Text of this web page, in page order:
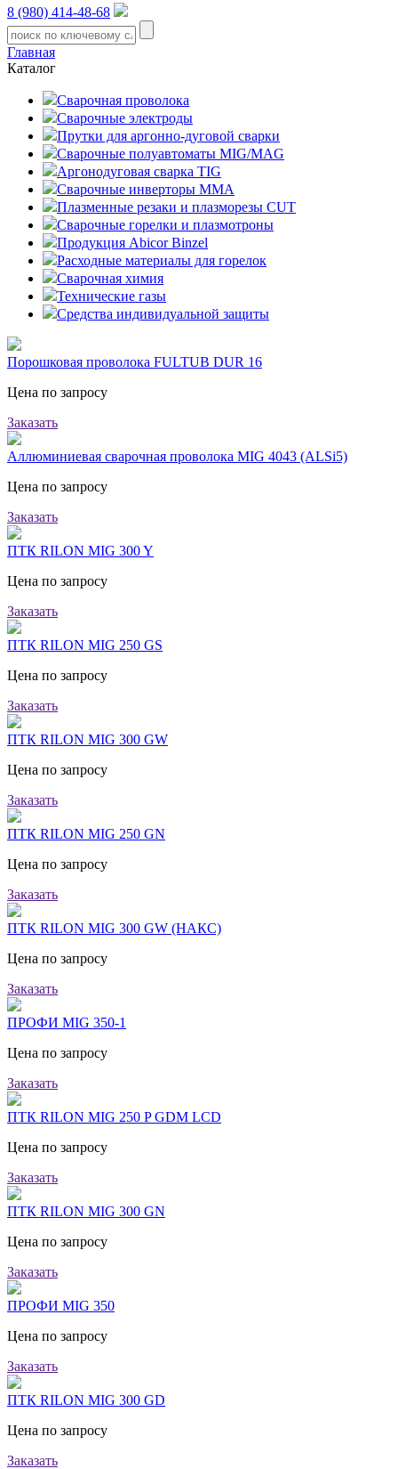
8 (980) 414-48-68
Главная
Каталог
Сварочная проволока
Сварочные электроды
Прутки для аргонно-дуговой сварки
Сварочные полуавтоматы MIG/MAG
Аргонодуговая сварка TIG
Сварочные инверторы MMA
Плазменные резаки и плазморезы CUT
Сварочные горелки и плазмотроны
Продукция Abicor Binzel
Расходные материалы для горелок
Сварочная химия
Технические газы
Средства индивидуальной защиты
Порошковая проволока FULTUB DUR 16
Цена по запросу
Заказать
Аллюминиевая сварочная проволока MIG 4043 (ALSi5)
Цена по запросу
Заказать
ПТК RILON MIG 300 Y
Цена по запросу
Заказать
ПТК RILON MIG 250 GS
Цена по запросу
Заказать
ПТК RILON MIG 300 GW
Цена по запросу
Заказать
ПТК RILON MIG 250 GN
Цена по запросу
Заказать
ПТК RILON MIG 300 GW (НАКС)
Цена по запросу
Заказать
ПРОФИ MIG 350-1
Цена по запросу
Заказать
ПТК RILON MIG 250 P GDM LCD
Цена по запросу
Заказать
ПТК RILON MIG 300 GN
Цена по запросу
Заказать
ПРОФИ MIG 350
Цена по запросу
Заказать
ПТК RILON MIG 300 GD
Цена по запросу
Заказать